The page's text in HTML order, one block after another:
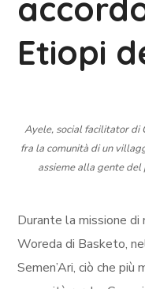
Etiopi
Ayele, social facilitator di
fra la comunità di un
assieme alla gente
Durante la missione
Woreda di Basketo,
Semen’Ari, ciò che